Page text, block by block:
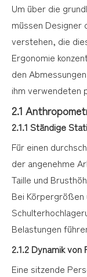
Um über die
müssen Designer
verstehen, die
Ergonomie
den
ihm verwendeten
2.1
2.1.1 Ständige
Für einen
der angenehme
Taille und
Bei Körpergrößen
Belastungen
2.1.2 Dynamik
Eine sitzende